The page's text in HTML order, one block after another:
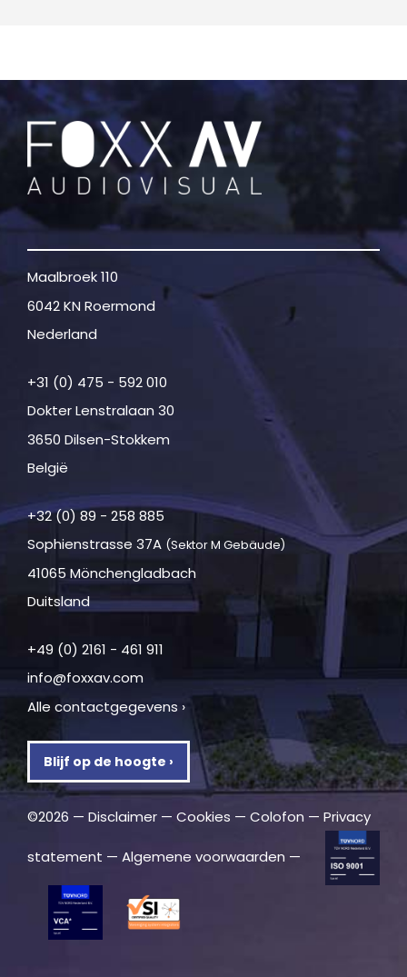
Maalbroek 110
6042 KN Roermond
Nederland
+31 (0) 475 - 592 010
Dokter Lenstralaan 30
3650 Dilsen-Stokkem
België
+32 (0) 89 - 258 885
Sophienstrasse 37A (Sektor M Gebäude)
41065 Mönchengladbach
Duitsland
+49 (0) 2161 - 461 911
info@foxxav.com
Alle contactgegevens ›
Blijf op de hoogte ›
©2026 — Disclaimer — Cookies — Colofon — Privacy
statement — Algemene voorwaarden —